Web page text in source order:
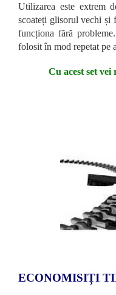
Utilizarea este extrem
scoateți glisorul vechi și
funcționa fără
folosit în mod repetat pe
Cu acest set
ECONOMISIȚI